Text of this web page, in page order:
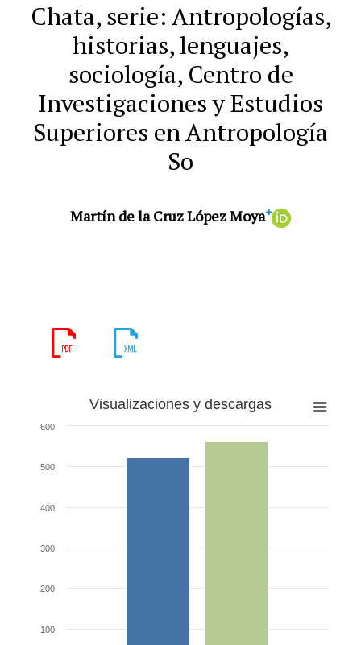
Chata, serie: Antropologías,
historias, lenguajes,
sociología, Centro de
Investigaciones y Estudios
Superiores en Antropología
So
Martín de la Cruz López Moya+
Visualizaciones y descargas
100
200
300
400
500
600